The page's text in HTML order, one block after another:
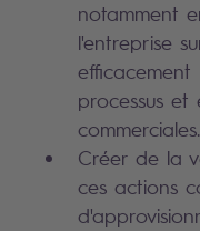
notamment
l'entreprise
efficacement
processus
commerciales.
Créer de la
ces actions